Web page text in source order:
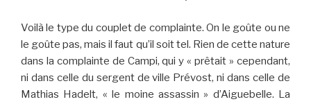
Voilà le type du couplet de complainte. On le goûte ou ne
le goûte pas, mais il faut qu’il soit tel. Rien de cette nature
dans la complainte de Campi, qui y « prêtait » cependant,
ni dans celle du sergent de ville Prévost, ni dans celle de
Mathias Hadelt, « le moine assassin » d’Aiguebelle. La